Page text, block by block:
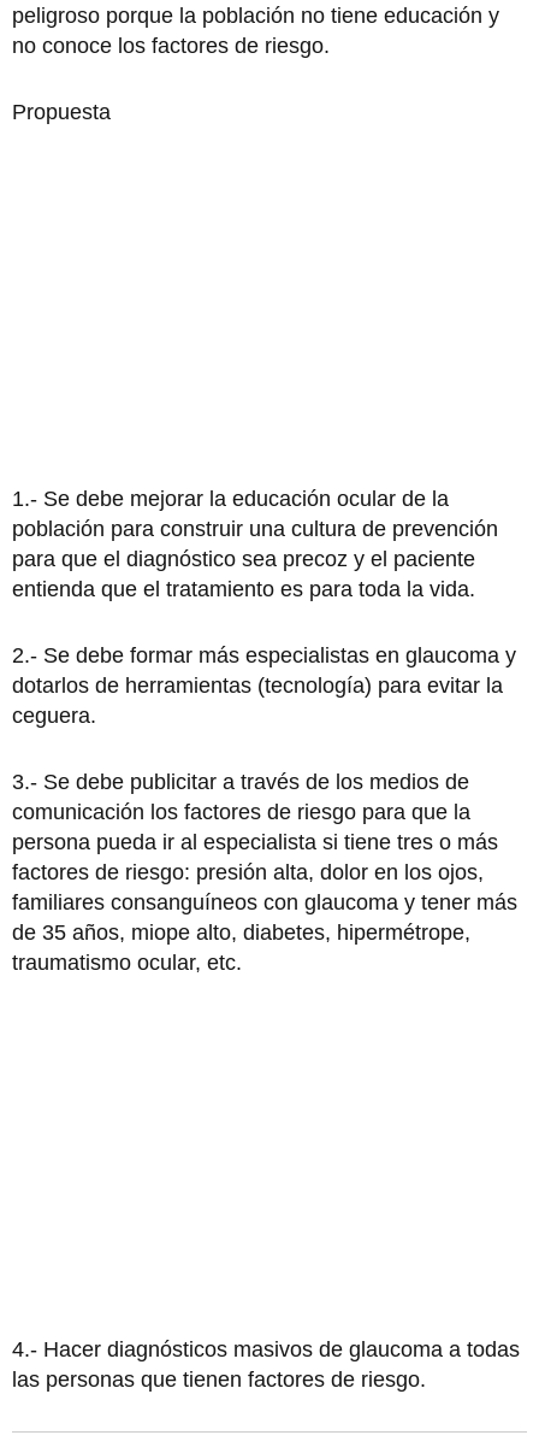
peligroso porque la población no tiene educación y
no conoce los factores de riesgo.
Propuesta
1.- Se debe mejorar la educación ocular de la
población para construir una cultura de prevención
para que el diagnóstico sea precoz y el paciente
entienda que el tratamiento es para toda la vida.
2.- Se debe formar más especialistas en glaucoma y
dotarlos de herramientas (tecnología) para evitar la
ceguera.
3.- Se debe publicitar a través de los medios de
comunicación los factores de riesgo para que la
persona pueda ir al especialista si tiene tres o más
factores de riesgo: presión alta, dolor en los ojos,
familiares consanguíneos con glaucoma y tener más
de 35 años, miope alto, diabetes, hipermétrope,
traumatismo ocular, etc.
4.- Hacer diagnósticos masivos de glaucoma a todas
las personas que tienen factores de riesgo.